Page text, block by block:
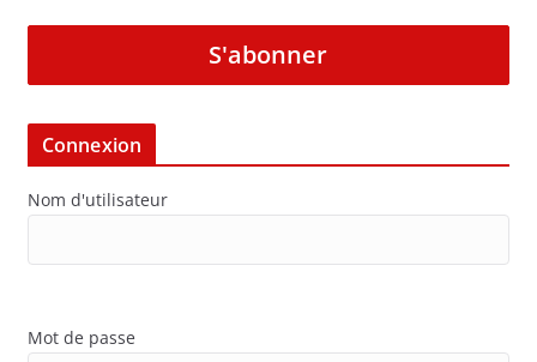
S'abonner
Connexion
Nom d'utilisateur
Mot de passe